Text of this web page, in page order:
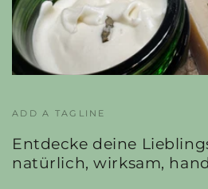
ADD A TAGLINE
Entdecke deine
natürlich, wirksam,